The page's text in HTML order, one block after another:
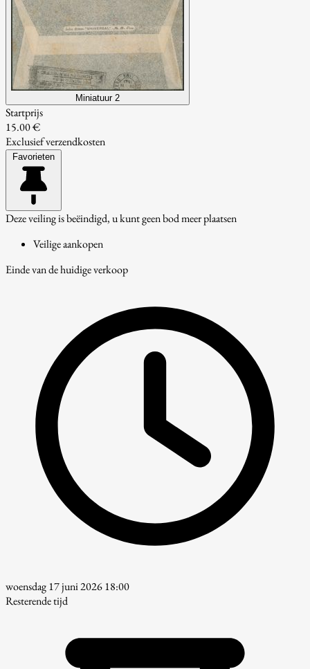
Miniatuur 2
Startprijs
15.00 €
Exclusief verzendkosten
Favorieten
Deze veiling is beëindigd, u kunt geen bod meer plaatsen
Veilige aankopen
Einde van de huidige verkoop
woensdag 17 juni 2026 18:00
Resterende tijd